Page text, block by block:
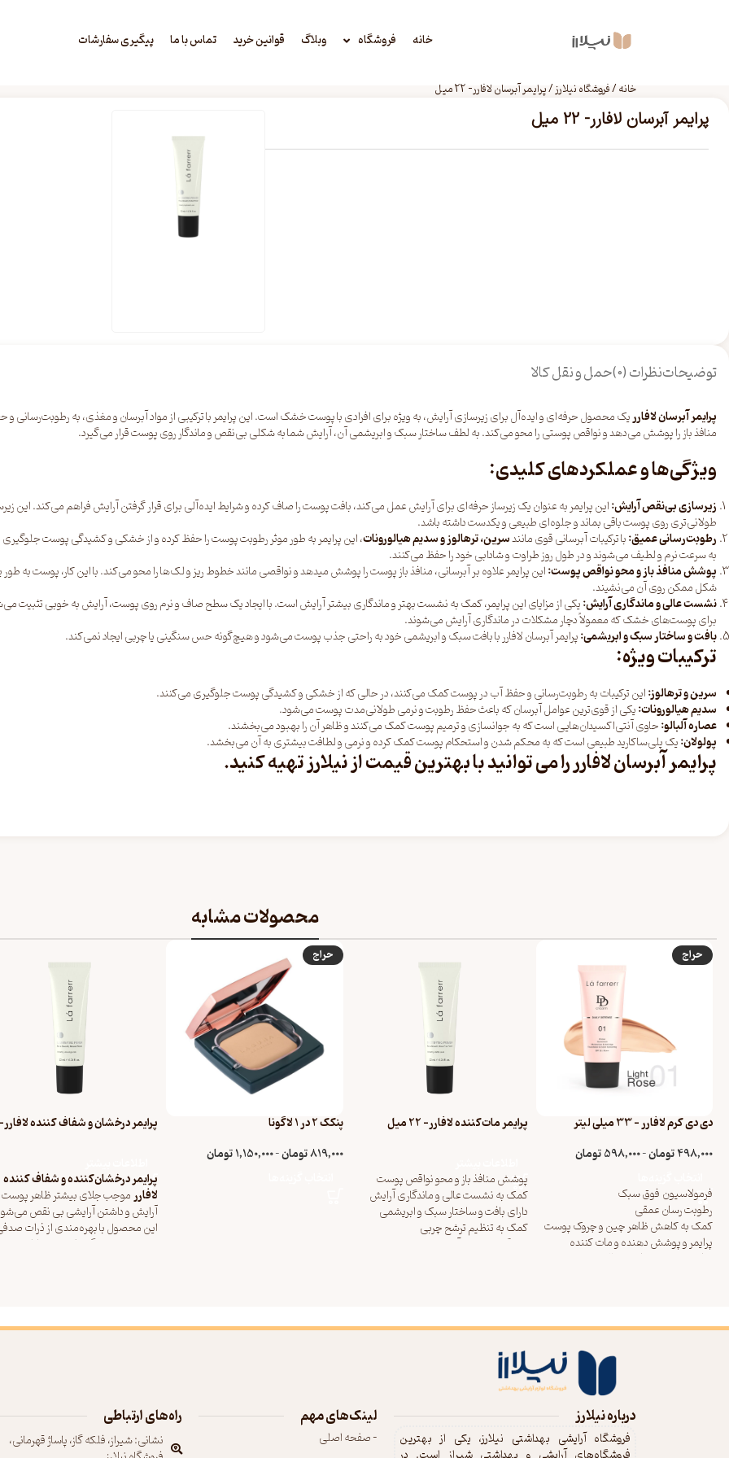
خانه فروشگاه وبلاگ قوانین خرید تماس با ما پیگیری سفارشات
خانه/فروشگاه نیلارز/پرایمر آبرسان لافارر- 22 میل
پرایمر آبرسان لافارر- 22 میل
توضیحاتنظرات (0) حمل و نقل کالا
پرایمر آبرسان لافارریک محصول حرفه‌ای و ایده‌آل برای زیرسازی آرایش، به ویژه برای افرادی با پوست خشک است. این پرایمر با ترکیبی از مواد آبرسان و مغذی، به
منافذ باز را پوشش می‌دهد و نواقص پوستی را محو می‌کند. به لطف ساختار سبک و ابریشمی آن، آرایش شما به شکلی بی‌نقص و ماندگار روی پوست قرار می‌گیرد.
ویژگی‌ها و عملکردهای کلیدی:
زیرسازی بی‌نقص آرایش:این پرایمر به عنوان یک زیرساز حرفه‌ای برای آرایش عمل می‌کند، بافت پوست را صاف کرده و شرایط ایده‌آلی برای قرار گرفتن آرایش فراهم می‌کند.
طولانی‌تری روی پوست باقی بماند و جلوه‌ای طبیعی و یکدست داشته باشد.
رطوبت‌رسانی عمیق:با ترکیبات آبرسانی قوی مانندسرین، ترهالوز و سدیم هیالورونات، این پرایمر به طور موثر رطوبت پوست را حفظ کرده و از خشکی و کشیدگی پوست
به سرعت نرم و لطیف می‌شوند و در طول روز طراوت و شادابی خود را حفظ می‌کنند.
پوشش منافذ باز و محو نواقص پوست:این پرایمر علاوه بر آبرسانی، منافذ باز پوست را پوشش میدهد و نواقصی مانند خطوط ریز و لک‌ها را محو می‌کند. با این کار، پوست به
شکل ممکن روی آن می‌نشیند.
نشست عالی و ماندگاری آرایش:یکی از مزایای این پرایمر، کمک به نشست بهتر و ماندگاری بیشتر آرایش است. با ایجاد یک سطح صاف و نرم روی پوست، آرایش به خوبی تثبیت
برای پوست‌های خشک که معمولاً دچار مشکلات در ماندگاری آرایش می‌شوند.
بافت و ساختار سبک و ابریشمی:پرایمر آبرسان لافارر با بافت سبک و ابریشمی خود به راحتی جذب پوست می‌شود و هیچ‌گونه حس سنگینی یا چربی ایجاد نمی‌کند.
ترکیبات ویژه:
سرین و ترهالوز:این ترکیبات به رطوبت‌رسانی و حفظ آب در پوست کمک می‌کنند، در حالی که از خشکی و کشیدگی پوست جلوگیری می‌کنند.
سدیم هیالورونات:یکی از قوی‌ترین عوامل آبرسان که باعث حفظ رطوبت و نرمی طولانی‌مدت پوست می‌شود.
عصاره آلبالو:حاوی آنتی‌اکسیدان‌هایی است که به جوانسازی و ترمیم پوست کمک می‌کنند و ظاهر آن را بهبود می‌بخشند.
پولولان:یک پلی‌ساکارید طبیعی است که به محکم شدن و استحکام پوست کمک کرده و نرمی و لطافت بیشتری به آن می‌بخشد.
پرایمر آبرسان لافارر را می توانید با بهترین قیمت ازنیلارزتهیه کنید.
محصولات مشابه
حراج
دی دی کرم لافارر – 33 میلی لیتر
498,000تومان–
598,000تومان
فرمولاسیون فوق سبک
رطوبت رسان عمقی
کمک به کاهش ظاهر چین و چروک پوست
پرایمر و پوشش دهنده و مات کننده
پرایمر مات‌کننده لافارر- 22 میل
پوشش منافذ باز و محو نواقص پوست
کمک به نشست عالی و ماندگاری آرایش
دارای بافت و ساختار سبک و ابریشمی
کمک به تنظیم ترشح چربی
پیشگیری از بروز آکنه رطوبت رسان و
حراج
پنکک 2 در 1 لاگونا
819,000تومان–
1,150,000تومان
میل
پرایمر درخشان‌کننده و شفاف کننده
لافاررموجب جلای بیشتر ظاهر پوست
آرایش و داشتن آرایشی بی نقص
این محصول با بهره‌مندی از ذرات
موجب درخشندگی طبیعی، شادابی و
کننده لافارر بافتی سبک دارد که به هیچ
می‌شود و چهره را شاداب و سر زنده نگه
می‌دارد. این محصول نیز در کنار سایر
محصولات برند لافارر، فاقد تست
درباره نیلارز
فروشگاه آرایشی بهداشتی نیلارز، یکی از بهترین
لینک‌های مهم
- صفحه اصلی
راه‌های ارتباطی
نشانی: شیراز، فلکه گاز، پاساژ قهرمانی،